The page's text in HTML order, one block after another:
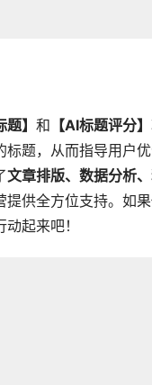
题】 和 【AI标题评分】
标题，从而指导用户
文章排版、数据分析
提供全方位支持。如
起来吧！